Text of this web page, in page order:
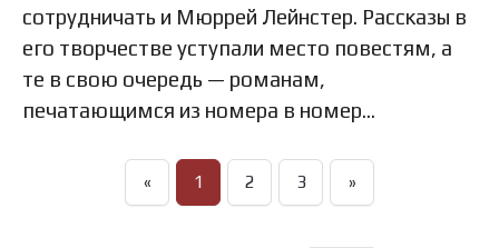
сотрудничать и Мюррей Лейнстер. Рассказы в
его творчестве уступали место повестям, а
те в свою очередь — романам,
печатающимся из номера в номер…
« 1 2 3 »